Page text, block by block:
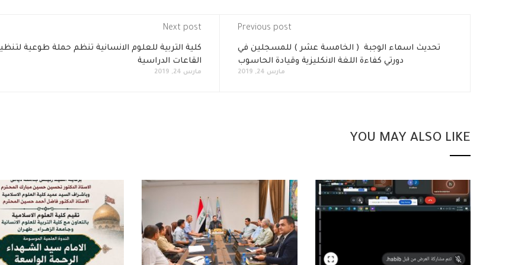
Previous post
تحديث اسماء الوجبة ( الخامسة عشر ) للمسجلين في
دورتي كفاءة اللغة الانكليزية وقيادة الحاسوب
مارس 24, 2019
Next post
كلية التربية للعلوم الانسانية تنظم حملة طوعية
القاعات الدراسية
مارس 24, 2019
YOU MAY ALSO LIKE